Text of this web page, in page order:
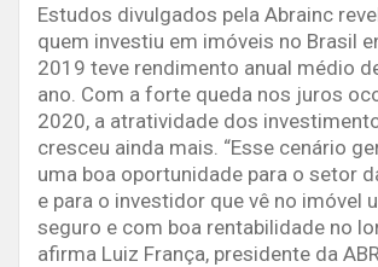
Estudos divulgados pela Abrainc
quem investiu em imóveis no Brasil
2019 teve rendimento anual médio
ano. Com a forte queda nos juros
2020, a atratividade dos
cresceu ainda mais. “Esse cenário
uma boa oportunidade para o setor
e para o investidor que vê no imóvel
seguro e com boa rentabilidade no
afirma Luiz França, presidente da